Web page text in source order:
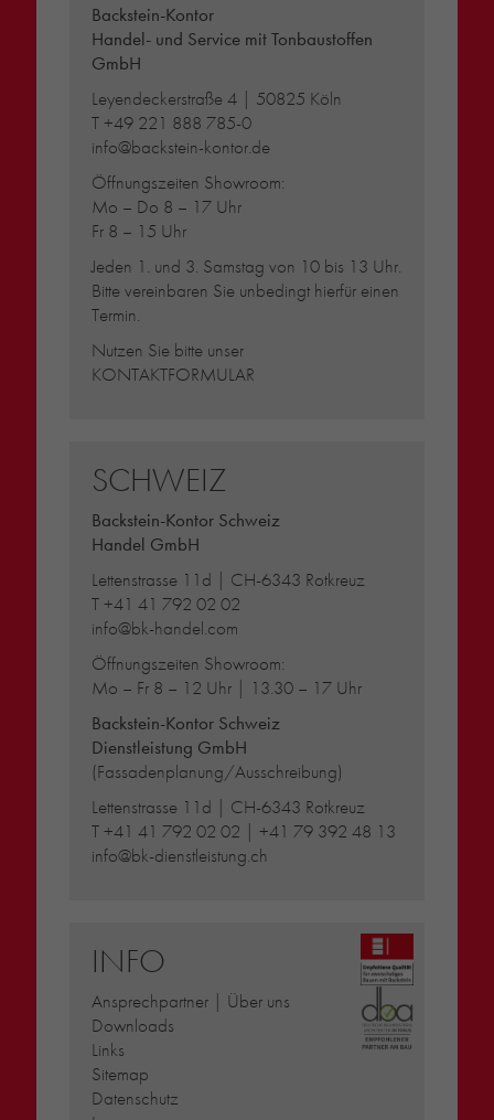
Backstein-Kontor
Handel- und Service mit Tonbaustoffen
GmbH
Leyendeckerstraße 4 | 50825 Köln
T+49 221 888 785-0
info@backstein-kontor.de
Öffnungszeiten Showroom:
Mo – Do 8 – 17 Uhr
Fr 8 – 15 Uhr
Jeden 1. und 3. Samstag von 10 bis 13 Uhr.
Bitte vereinbaren Sie unbedingt hierfür einen
Termin.
Nutzen Sie bitte unser
KONTAKTFORMULAR
SCHWEIZ
Backstein-Kontor Schweiz
Handel GmbH
Lettenstrasse 11d | CH-6343 Rotkreuz
T+41 41 792 02 02
info@bk-handel.com
Öffnungszeiten Showroom:
Mo – Fr 8 – 12 Uhr | 13.30 – 17 Uhr
Backstein-Kontor Schweiz
Dienstleistung GmbH
(Fassadenplanung/Ausschreibung)
Lettenstrasse 11d | CH-6343 Rotkreuz
T+41 41 792 02 02 |+41 79 392 48 13
info@bk-dienstleistung.ch
INFO
Ansprechpartner | Über uns
Downloads
Links
Sitemap
Datenschutz